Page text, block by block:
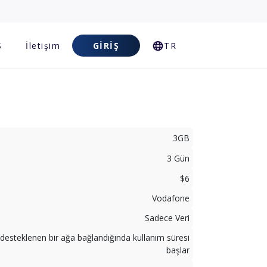
İletişim GIRIŞ TR
3GB
3 Gün
$6
Vodafone
Sadece Veri
bir ağa bağlandığında kullanım süresi
başlar